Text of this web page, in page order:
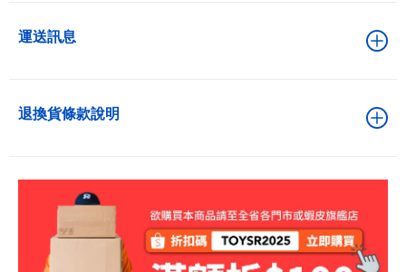
運送訊息
退換貨條款說明